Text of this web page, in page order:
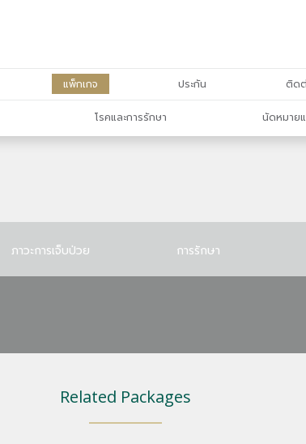
แพ็กเกจ ประกัน ติดต่
โรคและการรักษา นัดหมาย
ภาวะการเจ็บป่วย การรักษา
Related Packages